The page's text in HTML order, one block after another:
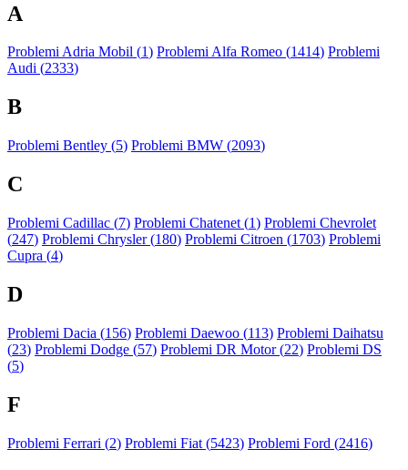
A
Problemi Adria Mobil (1) Problemi Alfa Romeo (1414) Problemi
Audi (2333)
B
Problemi Bentley (5) Problemi BMW (2093)
C
Problemi Cadillac (7) Problemi Chatenet (1) Problemi Chevrolet
(247) Problemi Chrysler (180) Problemi Citroen (1703) Problemi
Cupra (4)
D
Problemi Dacia (156) Problemi Daewoo (113) Problemi Daihatsu
(23) Problemi Dodge (57) Problemi DR Motor (22) Problemi DS
(5)
F
Problemi Ferrari (2) Problemi Fiat (5423) Problemi Ford (2416)